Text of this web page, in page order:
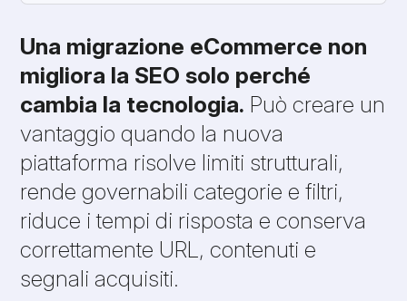
Una migrazione eCommerce non
migliora la SEO solo perché
cambia la tecnologia. Può creare un
vantaggio quando la nuova
piattaforma risolve limiti strutturali,
rende governabili categorie e filtri,
riduce i tempi di risposta e conserva
correttamente URL, contenuti e
segnali acquisiti.